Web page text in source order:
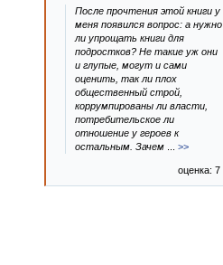
После прочтения этой книги у
меня появился вопрос: а нужно
ли упрощать книги для
подростков? Не такие уж они
и глупые, могут и сами
оценить, так ли плох
общественный строй,
коррумпированы ли власти,
потребительское ли
отношение у героев к
остальным. Зачем
>>
оценка: 7